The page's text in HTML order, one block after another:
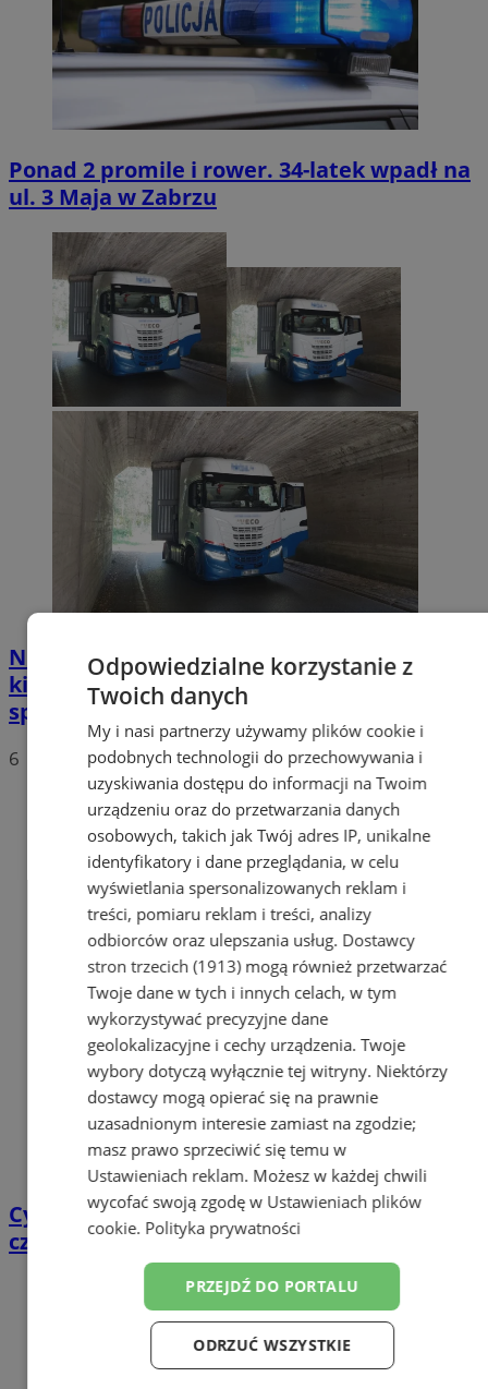
Ponad 2 promile i rower. 34-latek wpadł na
ul. 3 Maja w Zabrzu
Nietypowa akcja w Zabrzu. Turecki
kierowca ciężarówki nie mógł wydostać się
spod wiaduktów
6
Cyfrowy przegląd przedtrasowy: co mówią
czujniki TPMS i diagnostyka pokładowa?
Odpowiedzialne korzystanie z
Twoich danych
My i nasi partnerzy używamy plików cookie i
podobnych technologii do przechowywania i
uzyskiwania dostępu do informacji na Twoim
urządzeniu oraz do przetwarzania danych
osobowych, takich jak Twój adres IP, unikalne
identyfikatory i dane przeglądania, w celu
wyświetlania spersonalizowanych reklam i
treści, pomiaru reklam i treści, analizy
odbiorców oraz ulepszania usług. Dostawcy
stron trzecich (1913)mogą również przetwarzać
Twoje dane w tych i innych celach, w tym
wykorzystywać precyzyjne dane
geolokalizacyjne i cechy urządzenia. Twoje
wybory dotyczą wyłącznie tej witryny. Niektórzy
dostawcy mogą opierać się na prawnie
uzasadnionym interesie zamiast na zgodzie;
masz prawo sprzeciwić się temu w
Ustawieniach reklam. Możesz w każdej chwili
wycofać swoją zgodę w Ustawieniach plików
cookie. Polityka prywatności
PRZEJDŹ DO PORTALU
ODRZUĆ WSZYSTKIE